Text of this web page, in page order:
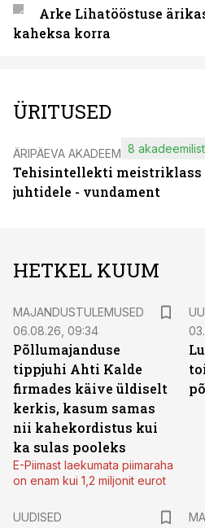
Arke Lihatööstuse
kaheksa korra
ÜRITUSED
ÄRIPÄEVA AKADEEMIA
Tehisintellekti meistriklass
juhtidele - vundament
8
HETKEL KUUM
MAJANDUSTULEMUSED
06.08.26, 09:34
Põllumajanduse
tippjuhi Ahti Kalde
firmades käive üldiselt
kerkis, kasum samas
nii kahekordistus kui
ka sulas pooleks
E-Piimast laekumata piimaraha
on enam kui 1,2 miljonit eurot
UUDISED